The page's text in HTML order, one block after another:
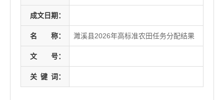
成文日期：
名 称： 濉溪县2026年高标准农田任务分配结果
文 号：
关 键 词：